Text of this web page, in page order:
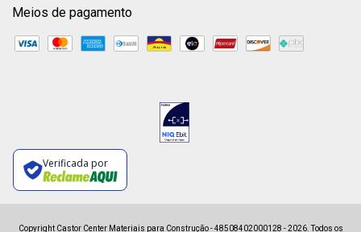
Meios de pagamento
Verificada por
Copyright Castor Center Materiais para Construção - 48508402000128 - 2026. Todos os